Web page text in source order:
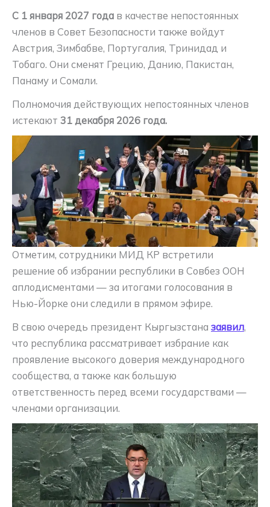
С 1 января 2027 года в качестве непостоянных
членов в Совет Безопасности также войдут
Австрия, Зимбабве, Португалия, Тринидад и
Тобаго. Они сменят Грецию, Данию, Пакистан,
Панаму и Сомали.
Полномочия действующих непостоянных членов
истекают 31 декабря 2026 года.
Отметим, сотрудники МИД КР встретили
решение об избрании республики в Совбез ООН
аплодисментами — за итогами голосования в
Нью-Йорке они следили в прямом эфире.
В свою очередь президент Кыргызстана заявил,
что республика рассматривает избрание как
проявление высокого доверия международного
сообщества, а также как большую
ответственность перед всеми государствами —
членами организации.